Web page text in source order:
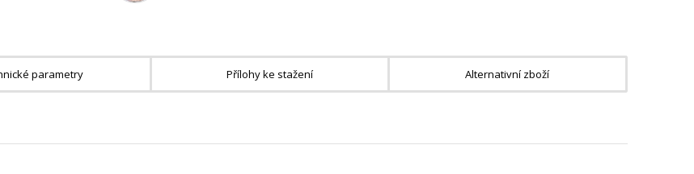
parametry Přílohy ke stažení Alternativní zboží